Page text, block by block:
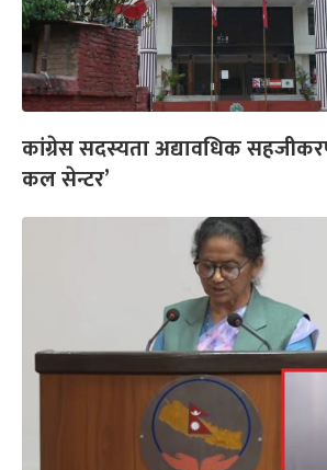
कांग्रेस सदस्यता अद्यावधिक
कल सेन्टर’